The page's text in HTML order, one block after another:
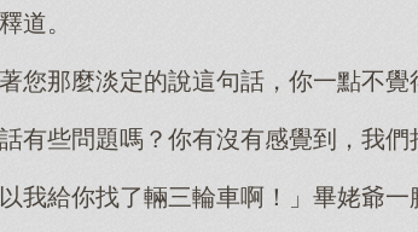
道。
您那麼淡定的說這句話，你一點不覺
有些問題嗎？你有沒有感覺到，我們
我給你找了輛三輪車啊！」畢姥爺一